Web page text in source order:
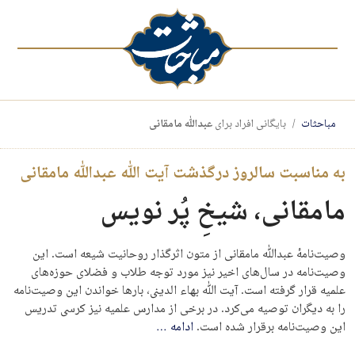
مباحثات بایگانی افراد برایعبدالله مامقانی
به مناسبت سالروز درگذشت آیت الله عبدالله مامقانی
مامقانی، شیخِ پُر نویس
وصیت‌نامهٔ عبدالله مامقانی از متون اثرگذار روحانیت شیعه است. این
وصیت‌نامه در سال‌های اخیر نیز مورد توجه طلاب و فضلای حوزه‌های
علمیه قرار گرفته است. آیت الله بهاء الدینی، بارها خواندن این وصیت‌نامه
را به دیگران توصیه می‌کرد. در برخی از مدارس علمیه نیز کرسی تدریس
این وصیت‌نامه برقرار شده است.ادامه …